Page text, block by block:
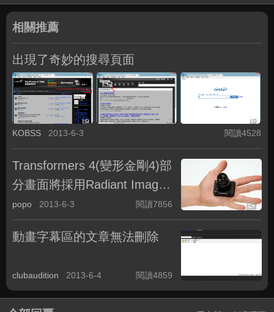
相關推薦
出現了奇妙的搜尋頁面
KOBSS 2013-6-3 閱讀4528
Transformers 4(變形金剛4)部
分畫面將採用Radiant Images
新發表的 Novo Camera
popo 2013-6-3 閱讀7856
動畫字幕區的文章無法刪除
clubaudition 2013-6-4 閱讀4859